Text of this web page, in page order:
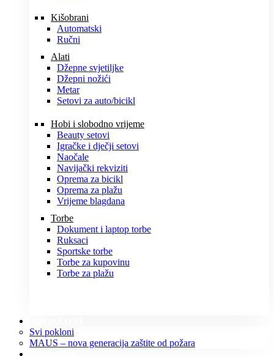
Kišobrani
Automatski
Ručni
Alati
Džepne svjetiljke
Džepni nožići
Metar
Setovi za auto/bicikl
Hobi i slobodno vrijeme
Beauty setovi
Igračke i dječji setovi
Naočale
Navijački rekviziti
Oprema za bicikl
Oprema za plažu
Vrijeme blagdana
Torbe
Dokument i laptop torbe
Ruksaci
Sportske torbe
Torbe za kupovinu
Torbe za plažu
Svi pokloni
MAUS – nova generacija zaštite od požara